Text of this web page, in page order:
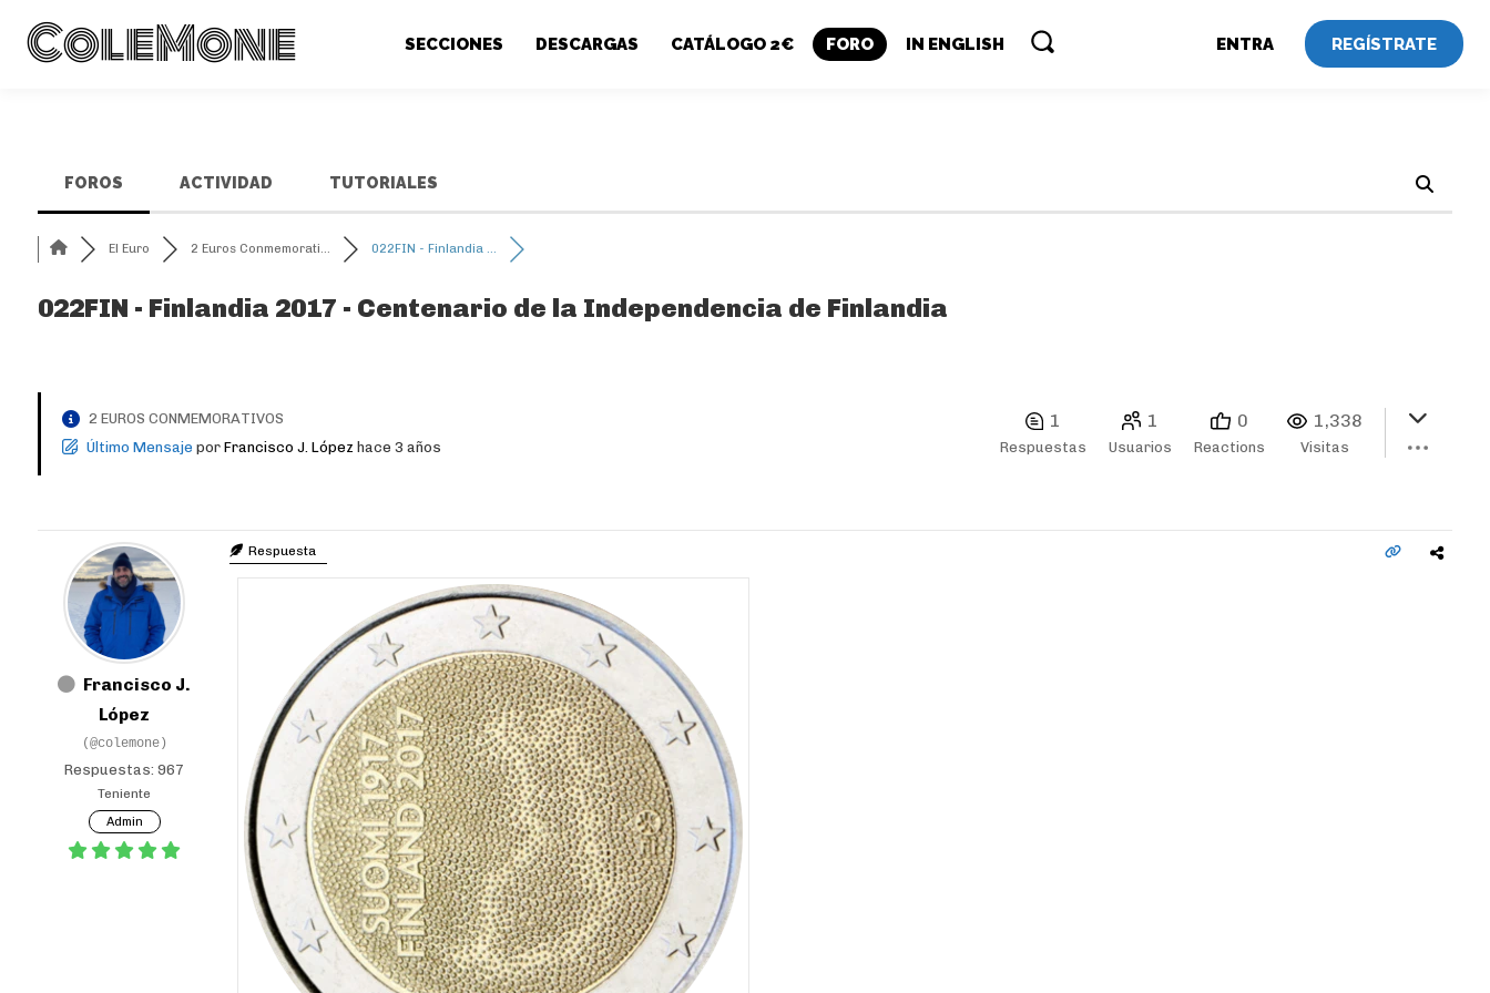
ColeMone SECCIONES DESCARGAS CATÁLOGO 2€ FORO IN ENGLISH ENTRA REGÍSTRATE
FOROS ACTIVIDAD TUTORIALES
El Euro 2 Euros Conmemorati... 022FIN - Finlandia ...
022FIN - Finlandia 2017 - Centenario de la Independencia de Finlandia
2 EUROS CONMEMORATIVOS
Último Mensaje por Francisco J. López hace 3 años
1
Respuestas
1
Usuarios
0
Reactions
1,338
Visitas
Francisco J.
López
(@colemone)
Respuestas: 967
Teniente
Admin
Respuesta